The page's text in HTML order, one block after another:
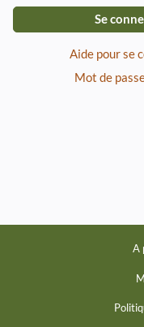
Se
Aide pour se
Mot de
A